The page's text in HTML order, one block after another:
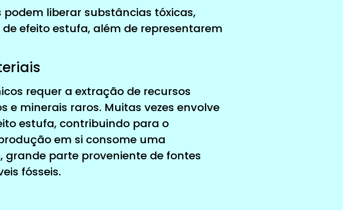
liberar substâncias tóxicas,
efeito estufa, além de representarem
requer a extração de recursos
e minerais raros. Muitas vezes envolve
estufa, contribuindo para o
em si consome uma
parte proveniente de fontes
fósseis.